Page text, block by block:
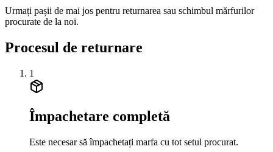
Urmați pașii de mai jos pentru returnarea sau schimbul mărfurilor
procurate de la noi.
Procesul de returnare
1
Împachetare completă
Este necesar să împachetați marfa cu tot setul procurat.